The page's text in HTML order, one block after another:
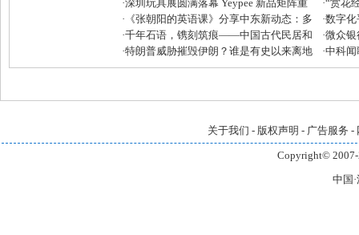
·深圳玩具展圆满落幕 Yeypee 新品矩阵重
磅亮相，IP 生态与跨界合作实现双突破
·“赏花
天玩出
· 《张朝阳的英语课》分享中东新动态：多
国谴责以色列空袭黎巴嫩 特朗普警告伊朗
·数字化
家居展
·千年石语，镌刻筑痕——中国古代民居和
皇家建筑石刻艺术展亮相华强北博物馆
·微众银
滴灌小
·特朗普威胁摧毁伊朗？谁是有史以来离地
球最远的人？《张朝阳的英语课》分享国
·中科
入业务
关于我们 - 版权声明 - 广告服务 -
Copyright©
中国